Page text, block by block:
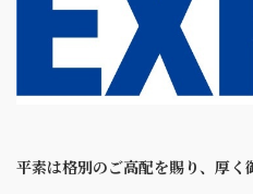
平素は格別のご高配を賜り、厚く